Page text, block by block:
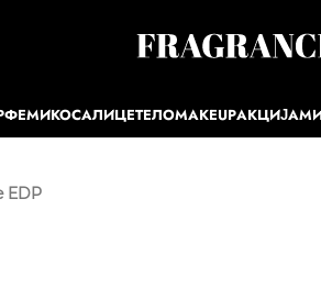
КОСАЛИЦЕТЕЛОMAKEUPАКЦИЈА
EDP